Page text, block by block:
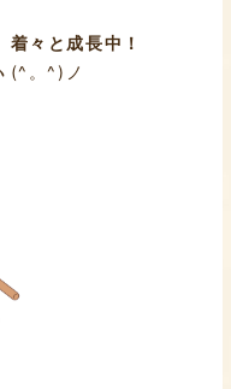
着々と成長中！
(^。^)ノ